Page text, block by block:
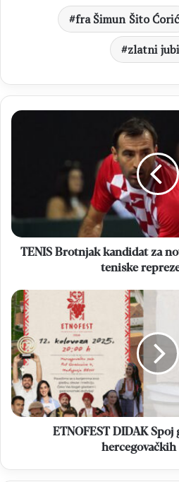
fra Šimun Šito Ćorić
zlatni
TENIS
teniske
reprezentacije
TENIS Brotnjak kandidat za
teniske
ETNOFEST
DIDAK
Spoj
glazbe,
tradicije
i
hercegovačkih
običaja
ETNOFEST DIDAK
hercegovačkih